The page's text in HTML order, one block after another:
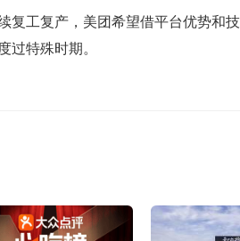
复工复产，美团希望借平台优势和
过特殊时期。